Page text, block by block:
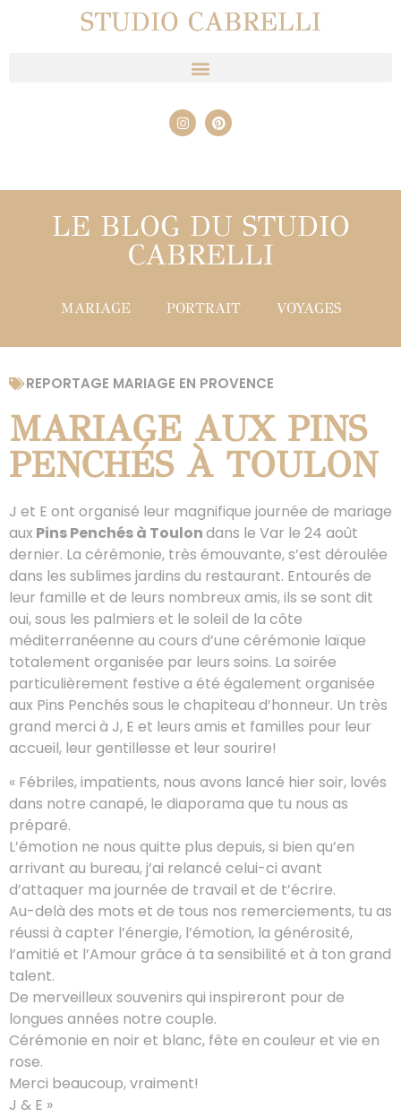
STUDIO CABRELLI
LE BLOG DU STUDIO
CABRELLI
MARIAGE PORTRAIT VOYAGES
REPORTAGE MARIAGE EN PROVENCE
MARIAGE AUX PINS
PENCHÉS À TOULON
J et E ont organisé leur magnifique journée de mariage
aux Pins Penchés à Toulondans le Var le 24 août
dernier. La cérémonie, très émouvante, s’est déroulée
dans les sublimes jardins du restaurant. Entourés de
leur famille et de leurs nombreux amis, ils se sont dit
oui, sous les palmiers et le soleil de la côte
méditerranéenne au cours d’une cérémonie laïque
totalement organisée par leurs soins. La soirée
particulièrement festive a été également organisée
aux Pins Penchés sous le chapiteau d’honneur. Un très
grand merci à J, E et leurs amis et familles pour leur
accueil, leur gentillesse et leur sourire!
« Fébriles, impatients, nous avons lancé hier soir, lovés
dans notre canapé, le diaporama que tu nous as
préparé.
L’émotion ne nous quitte plus depuis, si bien qu’en
arrivant au bureau, j’ai relancé celui-ci avant
d’attaquer ma journée de travail et de t’écrire.
Au-delà des mots et de tous nos remerciements, tu as
réussi à capter l’énergie, l’émotion, la générosité,
l’amitié et l’Amour grâce à ta sensibilité et à ton grand
talent.
De merveilleux souvenirs qui inspireront pour de
longues années notre couple.
Cérémonie en noir et blanc, fête en couleur et vie en
rose.
Merci beaucoup, vraiment!
J & E »